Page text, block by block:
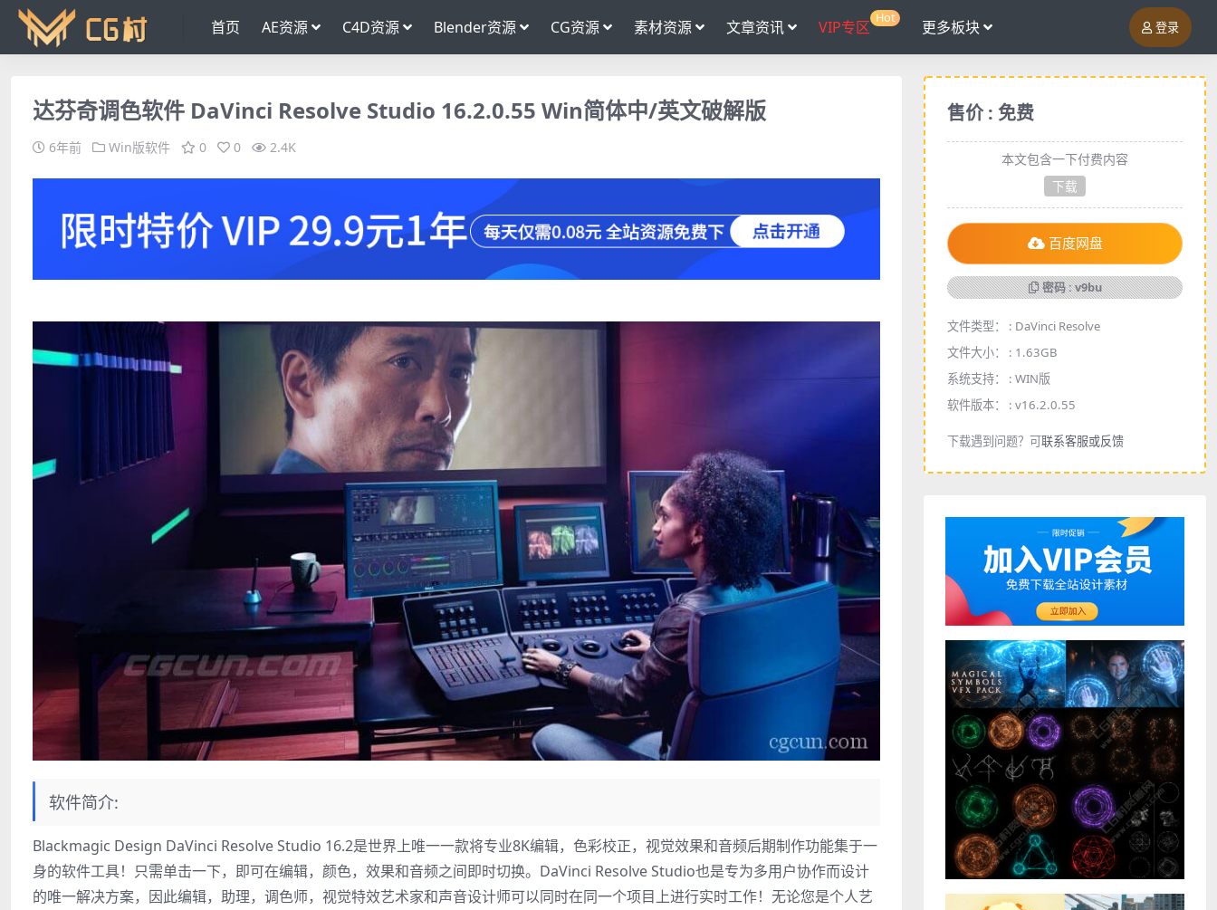
首页 AE资源 C4D资源 Blender资源 CG资源 素材资源 文章资讯 VIP专区 Hot 更多板块 登录
达芬奇调色软件 DaVinci Resolve Studio 16.2.0.55 Win简体中/英文破解版
6年前 Win版软件 0 0 2.4K
软件简介:
Blackmagic Design DaVinci Resolve Studio 16.2是世界上唯一一款将专业8K编辑，色彩校正，视觉效果和音频后期制作功能集于一
身的软件工具！只需单击一下，即可在编辑，颜色，效果和音频之间即时切换。DaVinci Resolve Studio也是专为多用户协作而设计
的唯一解决方案，因此编辑，助理，调色师，视觉特效艺术家和声音设计师可以同时在同一个项目上进行实时工作！无论您是个人艺
售价 : 免费
本文包含一下付费内容
下载
百度网盘
密码 : v9bu
文件类型： : DaVinci Resolve
文件大小： : 1.63GB
系统支持： : WIN版
软件版本： : v16.2.0.55
下载遇到问题？可联系客服或反馈